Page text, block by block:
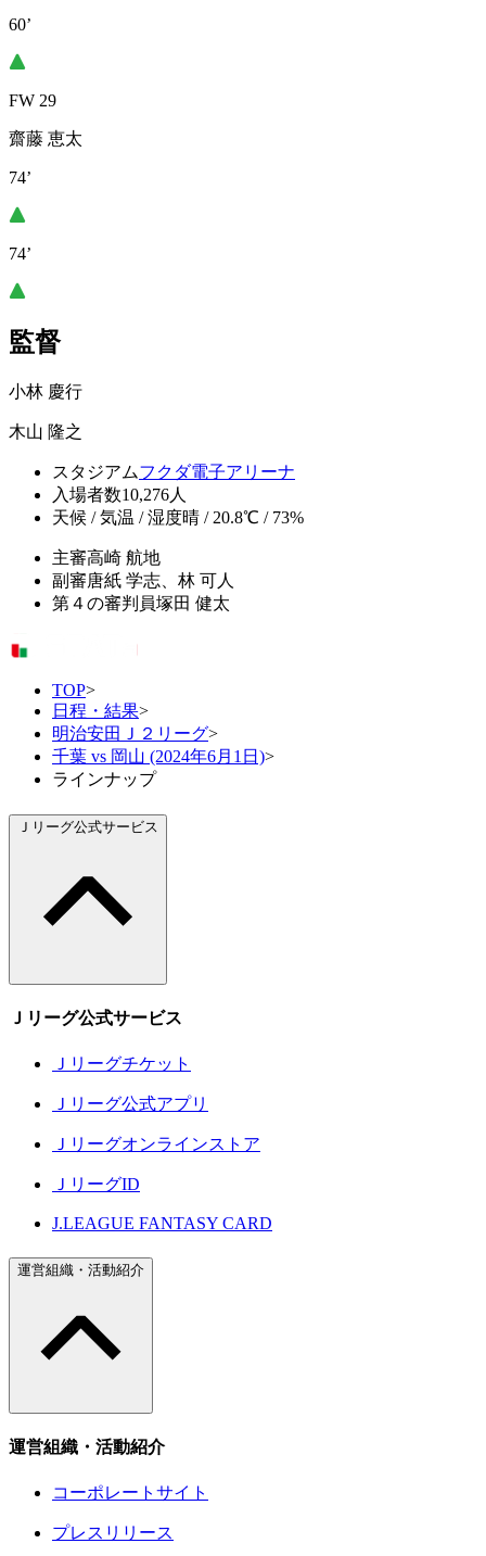
60’
FW 29
齋藤 恵太
74’
74’
監督
小林 慶行
木山 隆之
スタジアムフクダ電子アリーナ
入場者数10,276人
天候 / 気温 / 湿度晴 / 20.8℃ / 73%
主審高崎 航地
副審唐紙 学志、林 可人
第４の審判員塚田 健太
TOP>
日程・結果>
明治安田Ｊ２リーグ>
千葉 vs 岡山 (2024年6月1日)>
ラインナップ
Ｊリーグ公式サービス
Ｊリーグ公式サービス
Ｊリーグチケット
Ｊリーグ公式アプリ
Ｊリーグオンラインストア
ＪリーグID
J.LEAGUE FANTASY CARD
運営組織・活動紹介
運営組織・活動紹介
コーポレートサイト
プレスリリース